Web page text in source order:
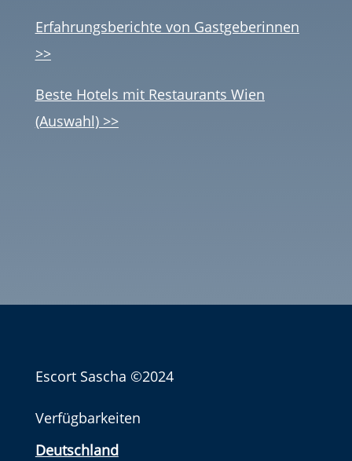
Erfahrungsberichte von Gastgeberinnen
>>
Beste Hotels mit Restaurants Wien
(Auswahl) >>
Escort Sascha ©2024
Verfügbarkeiten
Deutschland